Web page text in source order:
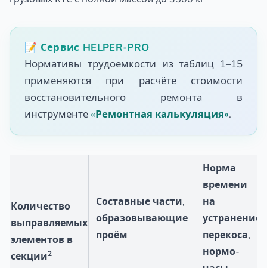
📝 Сервис HELPER-PRO
Нормативы трудоемкости из таблиц 1–15
применяются при расчёте стоимости
восстановительного ремонта в
инструменте «Ремонтная калькуляция».
Количество
выправляемых
элементов в
секции2
Составные части,
образовывающие
проём
Норма
времени
на
устранение
перекоса,
нормо-